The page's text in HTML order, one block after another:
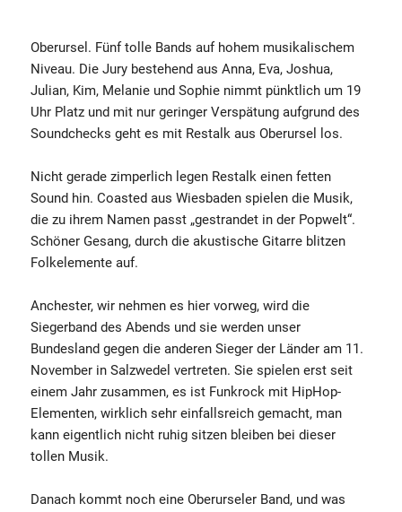
Oberursel. Fünf tolle Bands auf hohem musikalischem
Niveau. Die Jury bestehend aus Anna, Eva, Joshua,
Julian, Kim, Melanie und Sophie nimmt pünktlich um 19
Uhr Platz und mit nur geringer Verspätung aufgrund des
Soundchecks geht es mit Restalk aus Oberursel los.
Nicht gerade zimperlich legen Restalk einen fetten
Sound hin. Coasted aus Wiesbaden spielen die Musik,
die zu ihrem Namen passt „gestrandet in der Popwelt“.
Schöner Gesang, durch die akustische Gitarre blitzen
Folkelemente auf.
Anchester, wir nehmen es hier vorweg, wird die
Siegerband des Abends und sie werden unser
Bundesland gegen die anderen Sieger der Länder am 11.
November in Salzwedel vertreten. Sie spielen erst seit
einem Jahr zusammen, es ist Funkrock mit HipHop-
Elementen, wirklich sehr einfallsreich gemacht, man
kann eigentlich nicht ruhig sitzen bleiben bei dieser
tollen Musik.
Danach kommt noch eine Oberurseler Band, und was